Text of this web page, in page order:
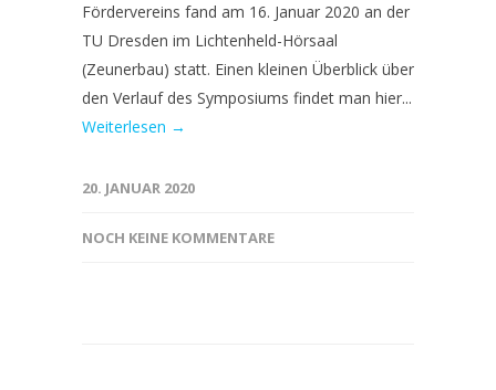
Fördervereins fand am 16. Januar 2020 an der
TU Dresden im Lichtenheld-Hörsaal
(Zeunerbau) statt. Einen kleinen Überblick über
den Verlauf des Symposiums findet man hier...
Weiterlesen →
20. JANUAR 2020
NOCH KEINE KOMMENTARE